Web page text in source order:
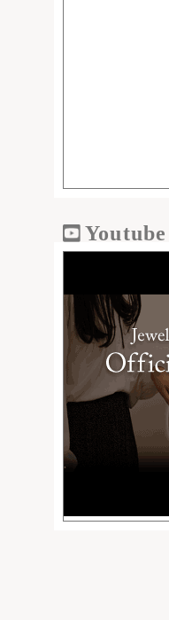
Youtube